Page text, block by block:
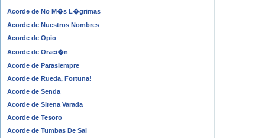
Acorde de No M�s L�grimas
Acorde de Nuestros Nombres
Acorde de Opio
Acorde de Oraci�n
Acorde de Parasiempre
Acorde de Rueda, Fortuna!
Acorde de Senda
Acorde de Sirena Varada
Acorde de Tesoro
Acorde de Tumbas De Sal